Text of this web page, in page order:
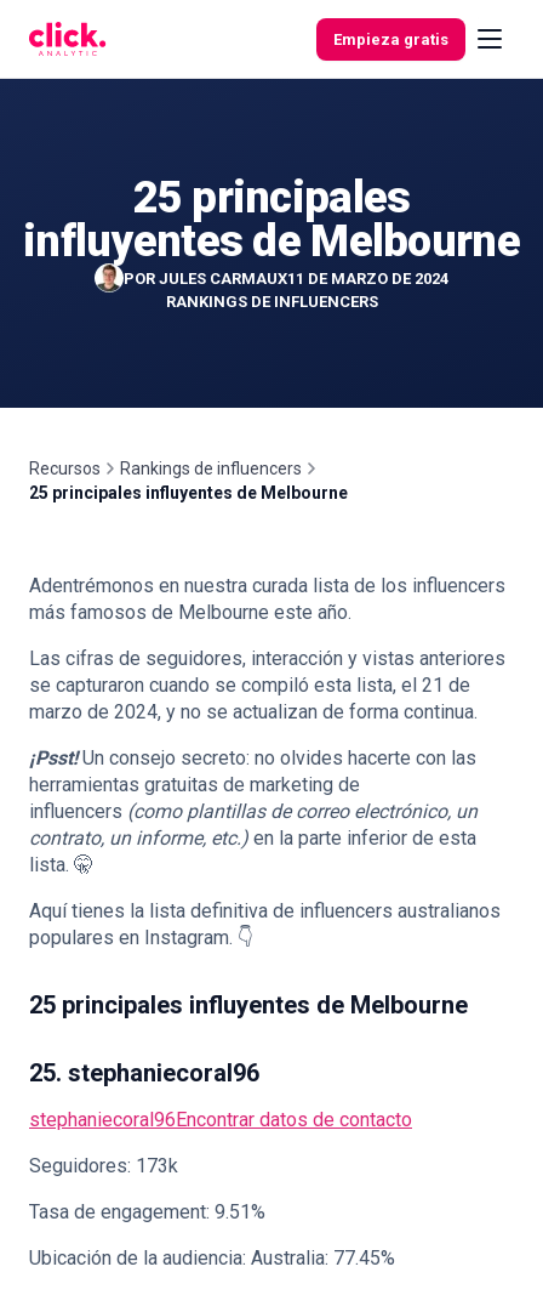
Empieza gratis
Funcionalidades
Herramientas
gratuitas
🇪🇸ES
25 principales
influyentes de Melbourne
POR JULES CARMAUX11 DE MARZO DE 2024
RANKINGS DE INFLUENCERS
Recursos
Rankings de influencers
25 principales influyentes de Melbourne
Adentrémonos en nuestra curada lista de los influencers
más famosos de Melbourne este año.
Las cifras de seguidores, interacción y vistas anteriores
se capturaron cuando se compiló esta lista, el 21 de
marzo de 2024, y no se actualizan de forma continua.
¡Psst!Un consejo secreto: no olvides hacerte con las
herramientas gratuitas de marketing de
influencers (como plantillas de correo electrónico, un
contrato, un informe, etc.) en la parte inferior de esta
lista. 🤫
Aquí tienes la lista definitiva de influencers australianos
populares en Instagram. 👇
25 principales influyentes de Melbourne
25. stephaniecoral96
stephaniecoral96Encontrar datos de contacto
Seguidores: 173k
Tasa de engagement: 9.51%
Ubicación de la audiencia: Australia: 77.45%